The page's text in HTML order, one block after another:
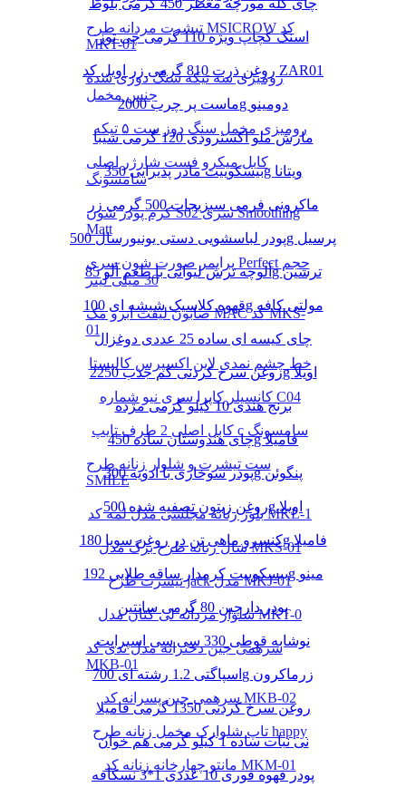
تیشرت مردانه طرح MSICROW کد
MKT-01
رومیزی سه تیکه سنگ دوزی شده
جنس مخمل
رومیزی مخمل سنگ دوز ست ۵ تیکه
کابل میکرو فست شارژر اصلی
سامسونگ
کرم پودر شون S02 سری Smoothing
Matt
پرایمر صورت شون سری Perfect حجم
30 میلی لیتر
صابون لیفت ابرو مک MAC کد MKS-
01
خط چشم نمدی لاین اکسپرس کالیستا
کانسیلر کاپرا سری نیو شماره C04
کابل اصلی 2 طرف تایپ c سامسونگ
ست تیشرت و شلوار زنانه طرح
SMILE
بلوز زنانه مجلسی مدل لمه کد MKL-1
شال زنانه طرح برگ مدل MKS-01
تیشرت طرح jack مدل MKJ-01
شلوار مردانه لی کتان مدل MKT-0
سرهمی جین دخترانه مدل تدی کد
MKB-01
سرهمی جین پسرانه کد MKB-02
تاپ شلوارک مخمل زنانه طرح happy
مانتو چهارخانه زنانه کد MKM-01
چای کله مورچه معطر 450 گرمی بلوط
اسنک کچاپ ویژه 110 گرمی چی توز
روغن ذرت 810 گرمی زر اویل کد ZAR01
ماست پر چرب 2000g دومینو
مارش ملو اکسترودی 120 گرمی شیبا
بیسکوییت مادر پذیرایی 350g ویتانا
ماکرونی فرمی سبزیجات 500 گرمی زر
پودر لباسشویی دستی یونیورسال 500g پرسیل
آلوچه ترش لیوانی با طعم آلو 85g ترشین
قهوه کلاسیک شیشه ای 100g مولتی کافه
چای کیسه ای ساده 25 عددی دوغزال
روغن سرخ کردنی کم جذب 2250g اویلا
برنج هندی 10 کیلو گرمی مژده
چای هندوستان ساده 450g فامیلا
پودر سوخاری با ادویه 300g پنگوئن
روغن زیتون تصفیه شده 500g اویلا
کنسرو ماهی تن در روغن سویا 180g فامیلا
بیسکوییت کرمدار ساقه طلایی 192g مینو
پودر دارچین 80 گرمی سانتین
نوشابه قوطی 330 سی سی اسپرایت
اسپاگتی 1.2 رشته ای 700g زرماکرون
روغن سرخ کردنی 1350 گرمی فامیلا
نی نبات ساده 1 کیلو گرمی هم خوان
پودر قهوه فوری 10 عددی 1*3 نسکافه